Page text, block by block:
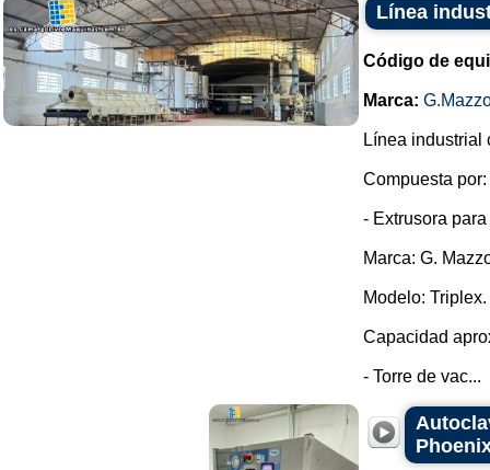
Línea
Código de
Marca:
Línea industrial
Compuesta por:
- Extrusora
Marca: G.
Modelo: Triplex.
Capacidad
- Torre de vac...